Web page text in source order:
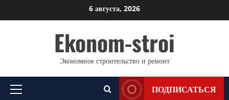
к
6 августа, 2026
Ekonom-stroi
Экономное строительство и ремонт
Основное
ПОДПИСАТЬСЯ